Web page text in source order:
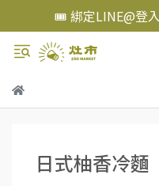
🎟️ 綁定LINE@登
日式柚香冷麵